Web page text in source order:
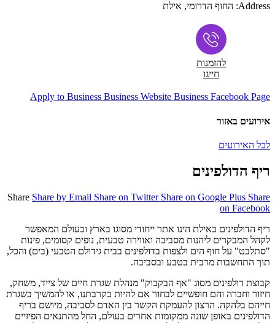
Address: החוף הדרומי, אילת
להזמנות
חייגו
Apply to Business Business Website Business Facebook Page
אירועים באזור
לכל האירועים
ריף הדולפינים
Share Share by Email Share on Twitter Share on Google Plus Share
on Facebook
ריף הדולפינים באילת הינו אתר ייחודי מסוגו בארץ ובעולם המאפשר
לקהל המבקרים ליהנות מסביבה ואווירה טבעית, נופים קסומים, פינות
"סתלבט" על חוף הים ולצפות בדולפינים בבית גידולם הטבעי (בים) והכל,
תוך התחשבות מרבית בטבע ובסביבה.
קבוצת דולפינים מסוג "אף הבקבוק" מנהלת שגרת חיים של צייד, משחק,
חיזור וחברה והם חופשיים לבחור אם להיות בקרבתנו, או להמשיך בשגרת
חייהם בלהקה. הרצון להעמקת הקשר בין האדם לסביבה, מיושם בריף
הדולפינים באופן שונה ממקומות אחרים בעולם, החל מהתנאים הפיזיים